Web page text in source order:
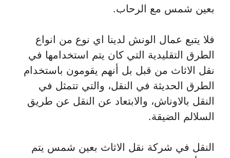
بعين شمس مع الرحاب.
فلا يتبع عمال الونش لدينا اي نوع من انواع
الطرق التقليدية التي كان يتم استخدامها في
نقل الاثاث من قبل بل أنهم يقومون باستخدام
الطرق الحديثة في النقل، والتي تتمثل في
النقل بالاوناش، والابتعاد عن النقل عن طريق
السلالم الضيقة.
النقل في شركة نقل الاثاث بعين شمس يتم